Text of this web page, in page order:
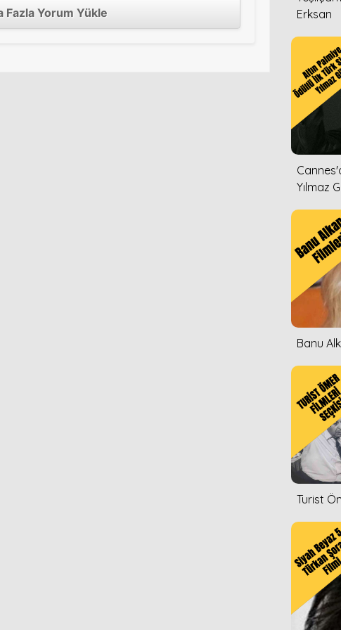
Fazla Yorum Yükle
Erksan
Yılmaz
Banu
Turist